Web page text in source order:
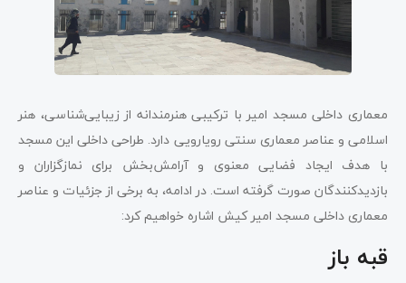
معماری داخلی مسجد امیر با ترکیبی هنرمندانه از زیبایی‌شناسی، هنر
اسلامی و عناصر معماری سنتی رویارویی دارد. طراحی داخلی این مسجد
با هدف ایجاد فضایی معنوی و آرامش‌بخش برای نمازگزاران و
بازدیدکنندگان صورت گرفته است. در ادامه، به برخی از جزئیات و عناصر
معماری داخلی مسجد امیر کیش اشاره خواهیم کرد:
قبه باز